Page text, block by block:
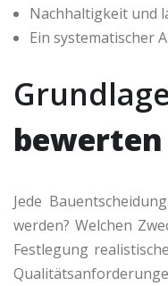
Nachhaltigkeit und
Ein systematischer
bewerten
Jede
werden? Welchen
Festlegung